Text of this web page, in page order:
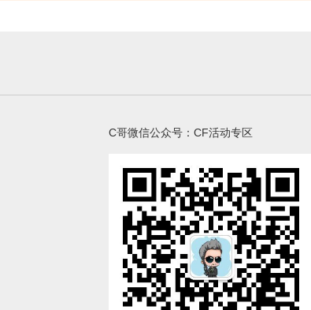
C哥微信公众号：CF活动专区